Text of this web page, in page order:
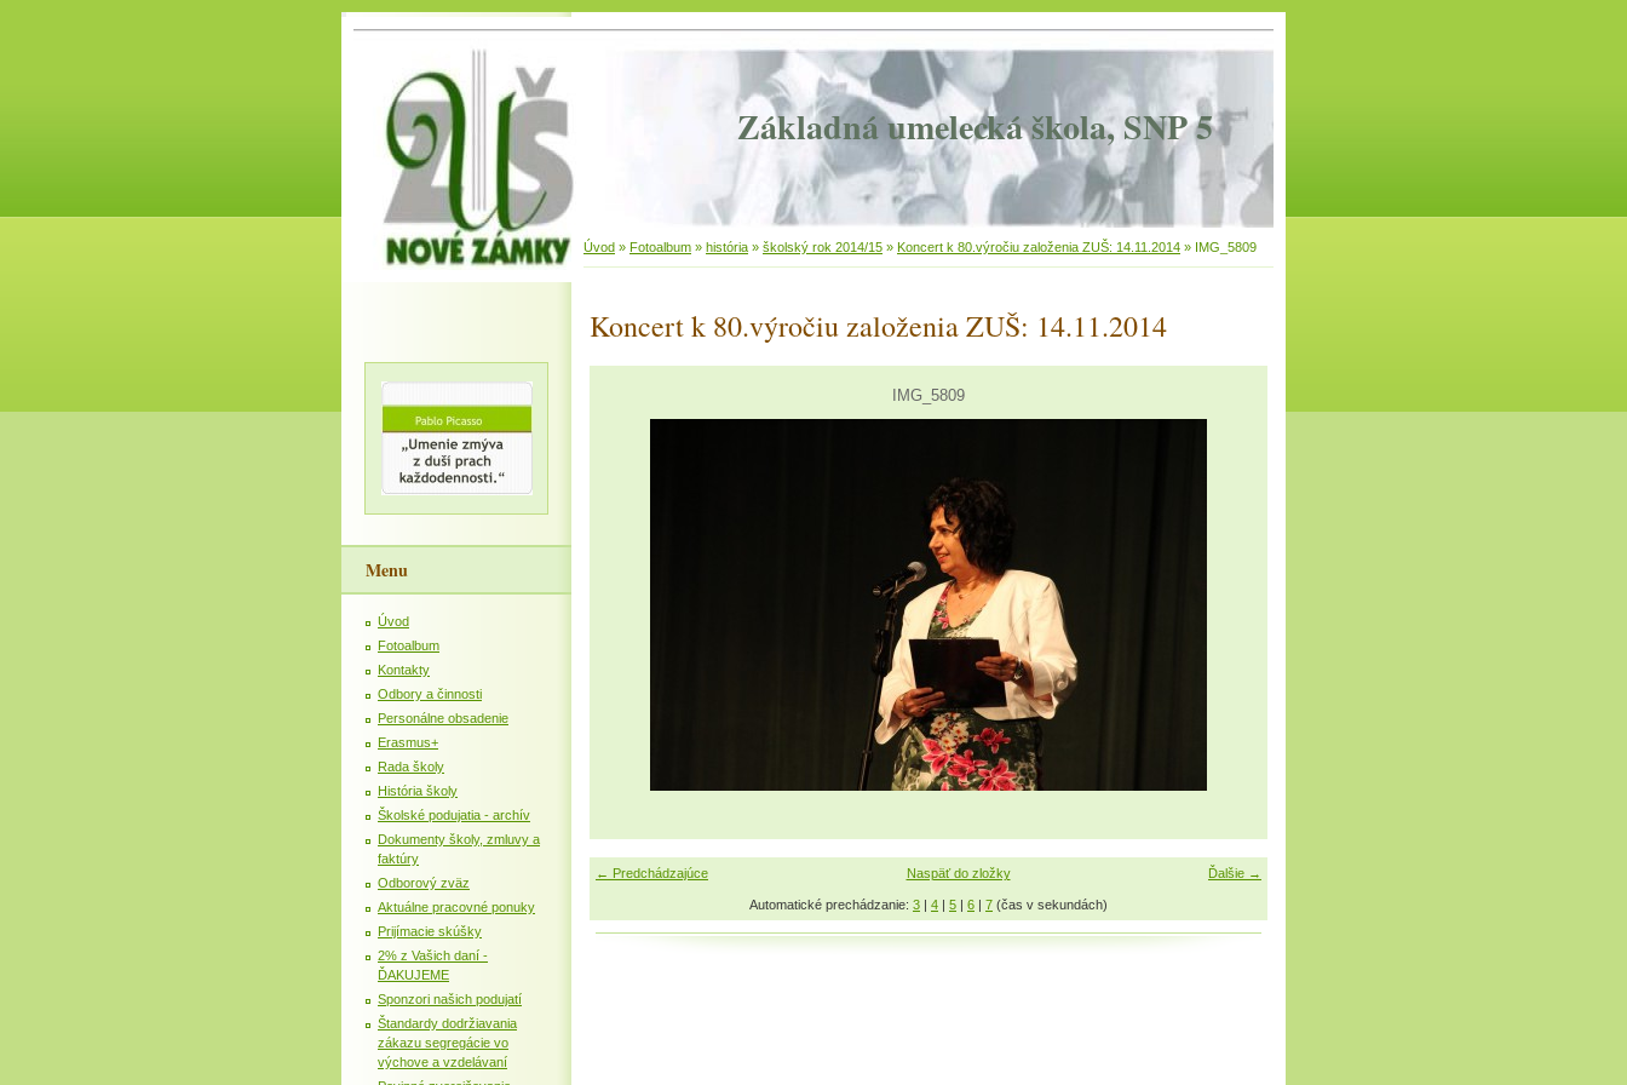
Základná umelecká škola, SNP 5
Úvod » Fotoalbum » história » školský rok 2014/15 » Koncert k 80.výročiu založenia ZUŠ: 14.11.2014 » IMG_5809
Koncert k 80.výročiu založenia ZUŠ: 14.11.2014
IMG_5809
← Predchádzajúce Ďalšie →
Naspäť do zložky
Automatické prechádzanie: 3 | 4 | 5 | 6 | 7 (čas v sekundách)
Menu
Úvod
Fotoalbum
Kontakty
Odbory a činnosti
Personálne obsadenie
Erasmus+
Rada školy
História školy
Školské podujatia - archív
Dokumenty školy, zmluvy a
faktúry
Odborový zväz
Aktuálne pracovné ponuky
Prijímacie skúšky
2% z Vašich daní -
ĎAKUJEME
Sponzori našich podujatí
Štandardy dodržiavania
zákazu segregácie vo
výchove a vzdelávaní